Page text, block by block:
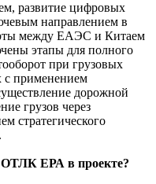
развитие цифровых
направлением в
между ЕАЭС и Китаем
этапы для полного
при грузовых
с применением
дорожной
грузов через
стратегического
ОТЛК ЕРА в проекте?